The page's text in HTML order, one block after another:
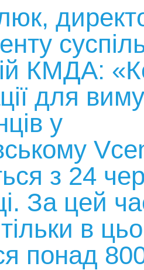
КМДА:
для
у
з 24
За цей
в
понад